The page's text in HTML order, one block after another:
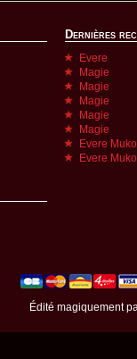
Dernières
Evere
Magie
Magie
Magie
Magie
Magie
Evere
Evere
Édité magiquement